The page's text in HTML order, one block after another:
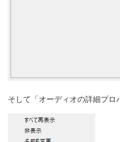
そして「オーディオの詳細プロ